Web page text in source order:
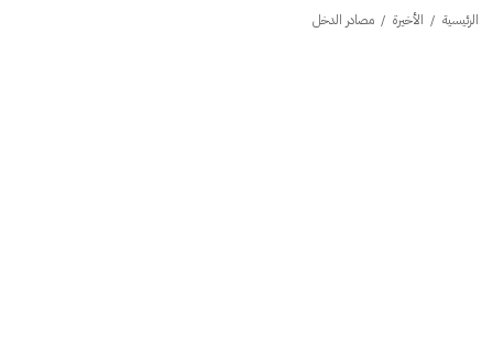
الرئيسية / الأخيرة / مصادر الدخل